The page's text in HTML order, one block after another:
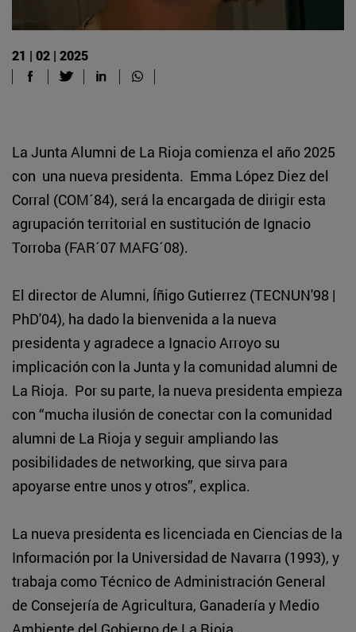
21 | 02 | 2025
La Junta Alumni de La Rioja comienza el año 2025
con una nueva presidenta. Emma López Diez del
Corral (COM´84), será la encargada de dirigir esta
agrupación territorial en sustitución de Ignacio
Torroba (FAR´07 MAFG´08).
El director de Alumni, Íñigo Gutierrez (TECNUN'98 |
PhD'04), ha dado la bienvenida a la nueva
presidenta y agradece a Ignacio Arroyo su
implicación con la Junta y la comunidad alumni de
La Rioja. Por su parte, la nueva presidenta empieza
con “mucha ilusión de conectar con la comunidad
alumni de La Rioja y seguir ampliando las
posibilidades de networking, que sirva para
apoyarse entre unos y otros”, explica.
La nueva presidenta es licenciada en Ciencias de la
Información por la Universidad de Navarra (1993), y
trabaja como Técnico de Administración General
de Consejería de Agricultura, Ganadería y Medio